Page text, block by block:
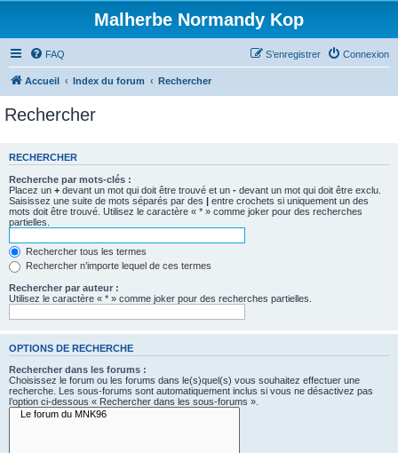
Malherbe Normandy Kop
FAQ Connexion
S’enregistrer
Accueil Index du forum Rechercher
Rechercher
RECHERCHER
Recherche par mots-clés :
Placez un + devant un mot qui doit être trouvé et un - devant un mot qui doit être exclu.
Saisissez une suite de mots séparés par des | entre crochets si uniquement un des
mots doit être trouvé. Utilisez le caractère « * » comme joker pour des recherches
partielles.
Rechercher tous les termes
Rechercher n’importe lequel de ces termes
Rechercher par auteur :
Utilisez le caractère « * » comme joker pour des recherches partielles.
OPTIONS DE RECHERCHE
Rechercher dans les forums :
Choisissez le forum ou les forums dans le(s)quel(s) vous souhaitez effectuer une
recherche. Les sous-forums sont automatiquement inclus si vous ne désactivez pas
l’option ci-dessous « Rechercher dans les sous-forums ».